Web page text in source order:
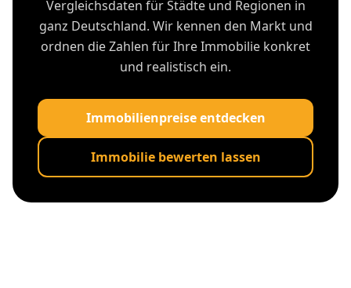
Vergleichsdaten für Städte und Regionen in
ganz Deutschland. Wir kennen den Markt und
ordnen die Zahlen für Ihre Immobilie konkret
und realistisch ein.
Immobilienpreise entdecken
Immobilie bewerten lassen